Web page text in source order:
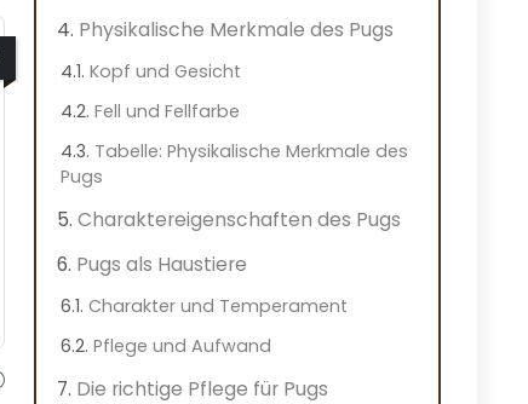
Physikalische Merkmale des Pugs
Kopf und Gesicht
Fell und Fellfarbe
Tabelle: Physikalische Merkmale des
Pugs
Charaktereigenschaften des Pugs
Pugs als Haustiere
Charakter und Temperament
Pflege und Aufwand
Die richtige Pflege für Pugs